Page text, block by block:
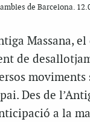
de Barcelona.
Massana,
de
moviments
Des de
a la